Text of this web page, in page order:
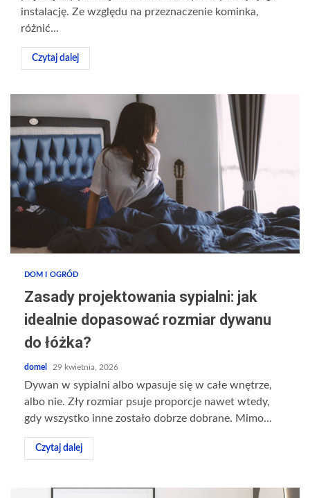
instalację. Ze względu na przeznaczenie kominka,
różnić...
Czytaj dalej
DOM I OGRÓD
Zasady projektowania sypialni: jak
idealnie dopasować rozmiar dywanu
do łóżka?
domel 29 kwietnia, 2026
Dywan w sypialni albo wpasuje się w całe wnętrze,
albo nie. Zły rozmiar psuje proporcje nawet wtedy,
gdy wszystko inne zostało dobrze dobrane. Mimo...
Czytaj dalej